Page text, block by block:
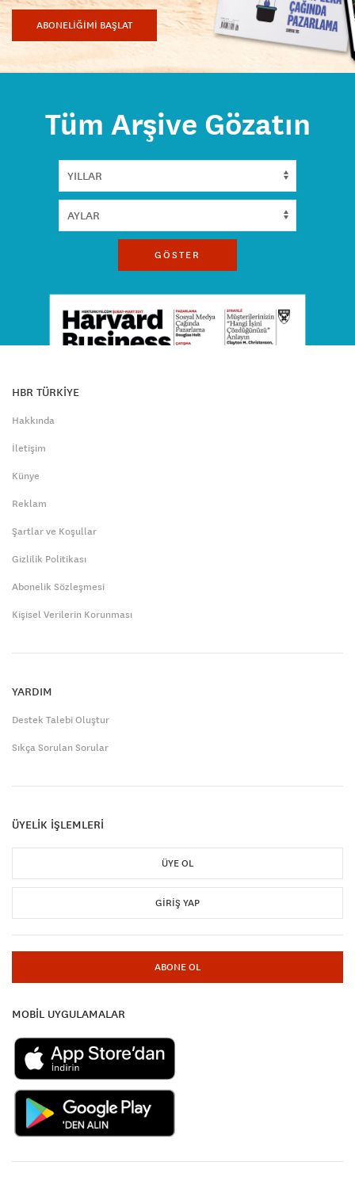
ABONELİĞİMİ BAŞLAT
Tüm Arşive Gözatın
GÖSTER
HBR TÜRKİYE
Hakkında
İletişim
Künye
Reklam
Şartlar ve Koşullar
Gizlilik Politikası
Abonelik Sözleşmesi
Kişisel Verilerin Korunması
YARDIM
Destek Talebi Oluştur
Sıkça Sorulan Sorular
ÜYELİK İŞLEMLERİ
ÜYE OL
GIRIŞ YAP
ABONE OL
MOBİL UYGULAMALAR